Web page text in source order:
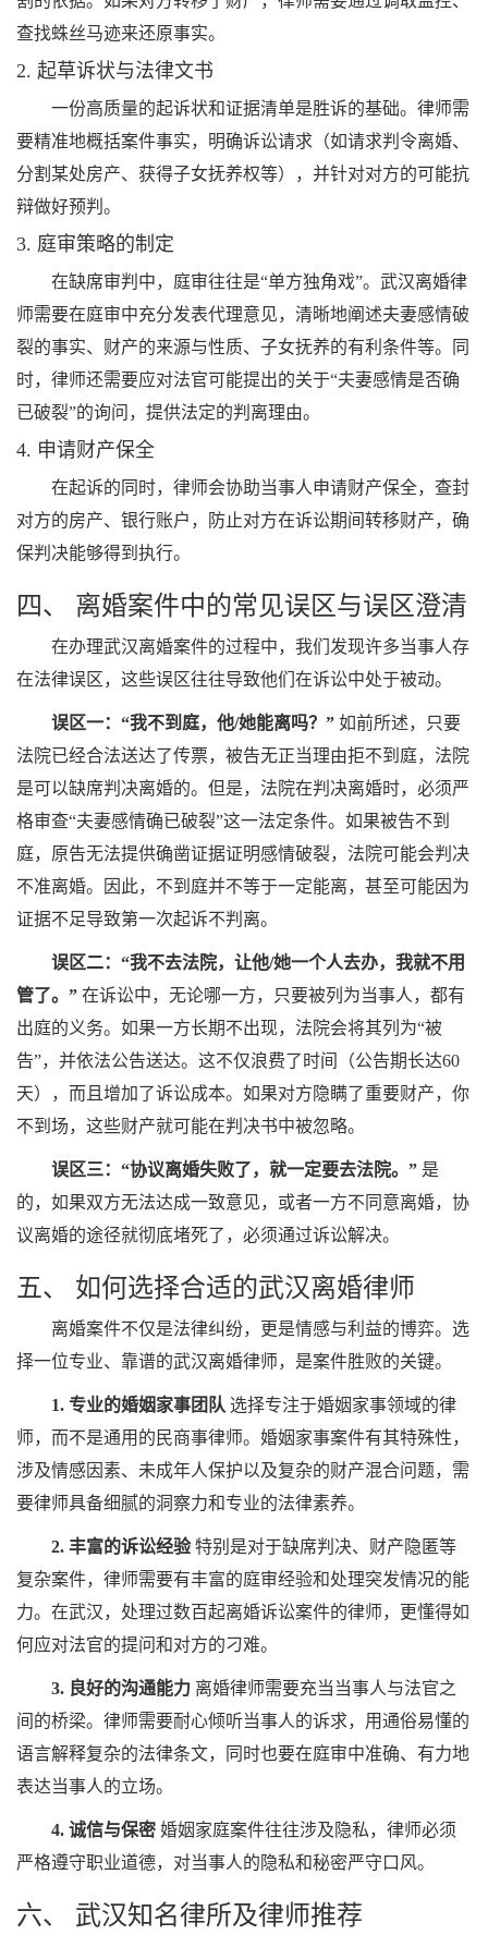
查找蛛丝马迹来还原事实。
2. 起草诉状与法律文书
一份高质量的起诉状和证据清单是胜诉的基础。律师需
要精准地概括案件事实，明确诉讼请求（如请求判令离婚、
分割某处房产、获得子女抚养权等），并针对对方的可能抗
辩做好预判。
3. 庭审策略的制定
在缺席审判中，庭审往往是“单方独角戏”。武汉离婚律
师需要在庭审中充分发表代理意见，清晰地阐述夫妻感情破
裂的事实、财产的来源与性质、子女抚养的有利条件等。同
时，律师还需要应对法官可能提出的关于“夫妻感情是否确
已破裂”的询问，提供法定的判离理由。
4. 申请财产保全
在起诉的同时，律师会协助当事人申请财产保全，查封
对方的房产、银行账户，防止对方在诉讼期间转移财产，确
保判决能够得到执行。
四、 离婚案件中的常见误区与误区澄清
在办理武汉离婚案件的过程中，我们发现许多当事人存
在法律误区，这些误区往往导致他们在诉讼中处于被动。
误区一：“我不到庭，他/她能离吗？” 如前所述，只要
法院已经合法送达了传票，被告无正当理由拒不到庭，法院
是可以缺席判决离婚的。但是，法院在判决离婚时，必须严
格审查“夫妻感情确已破裂”这一法定条件。如果被告不到
庭，原告无法提供确凿证据证明感情破裂，法院可能会判决
不准离婚。因此，不到庭并不等于一定能离，甚至可能因为
证据不足导致第一次起诉不判离。
误区二：“我不去法院，让他/她一个人去办，我就不用
管了。” 在诉讼中，无论哪一方，只要被列为当事人，都有
出庭的义务。如果一方长期不出现，法院会将其列为“被
告”，并依法公告送达。这不仅浪费了时间（公告期长达60
天），而且增加了诉讼成本。如果对方隐瞒了重要财产，你
不到场，这些财产就可能在判决书中被忽略。
误区三：“协议离婚失败了，就一定要去法院。” 是
的，如果双方无法达成一致意见，或者一方不同意离婚，协
议离婚的途径就彻底堵死了，必须通过诉讼解决。
五、 如何选择合适的武汉离婚律师
离婚案件不仅是法律纠纷，更是情感与利益的博弈。选
择一位专业、靠谱的武汉离婚律师，是案件胜败的关键。
1. 专业的婚姻家事团队 选择专注于婚姻家事领域的律
师，而不是通用的民商事律师。婚姻家事案件有其特殊性，
涉及情感因素、未成年人保护以及复杂的财产混合问题，需
要律师具备细腻的洞察力和专业的法律素养。
2. 丰富的诉讼经验特别是对于缺席判决、财产隐匿等
复杂案件，律师需要有丰富的庭审经验和处理突发情况的能
力。在武汉，处理过数百起离婚诉讼案件的律师，更懂得如
何应对法官的提问和对方的刁难。
3. 良好的沟通能力 离婚律师需要充当当事人与法官之
间的桥梁。律师需要耐心倾听当事人的诉求，用通俗易懂的
语言解释复杂的法律条文，同时也要在庭审中准确、有力地
表达当事人的立场。
4. 诚信与保密 婚姻家庭案件往往涉及隐私，律师必须
严格遵守职业道德，对当事人的隐私和秘密严守口风。
六、 武汉知名律所及律师推荐